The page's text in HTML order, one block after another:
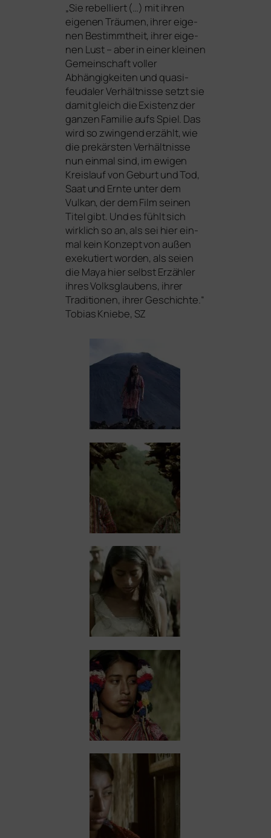
„Sie rebel­liert (…) mit ihren
eige­nen Träumen, ihrer eige­
nen Bestimmtheit, ihrer eige­
nen Lust – aber in einer klei­nen
Gemeinschaft vol­ler
Abhängigkeiten und qua­si-
feu­da­ler Verhältnisse setzt sie
damit gleich die Existenz der
gan­zen Familie aufs Spiel. Das
wird so zwin­gend erzählt, wie
die pre­kärs­ten Verhältnisse
nun ein­mal sind, im ewi­gen
Kreislauf von Geburt und Tod,
Saat und Ernte unter dem
Vulkan, der dem Film sei­nen
Titel gibt. Und es fühlt sich
wirk­lich so an, als sei hier ein­
mal kein Konzept von außen
exe­ku­tiert wor­den, als sei­en
die Maya hier selbst Erzähler
ihres Volksglaubens, ihrer
Traditionen, ihrer Geschichte.“
Tobias Kniebe, SZ